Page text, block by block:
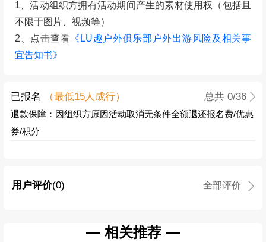
1、活动组织方拥有活动期间产生的素材使用权（包括且
不限于图片、视频等）
2、点击查看 《LU趣户外俱乐部户外出游风险及相关事
宜告知书》
已报名 （最低15人成行） 总共0/36
退款保障：因组织方原因活动取消无条件全额退还报名费/优惠
券/积分
用户评价(0) 全部评价
— 相关推荐 —